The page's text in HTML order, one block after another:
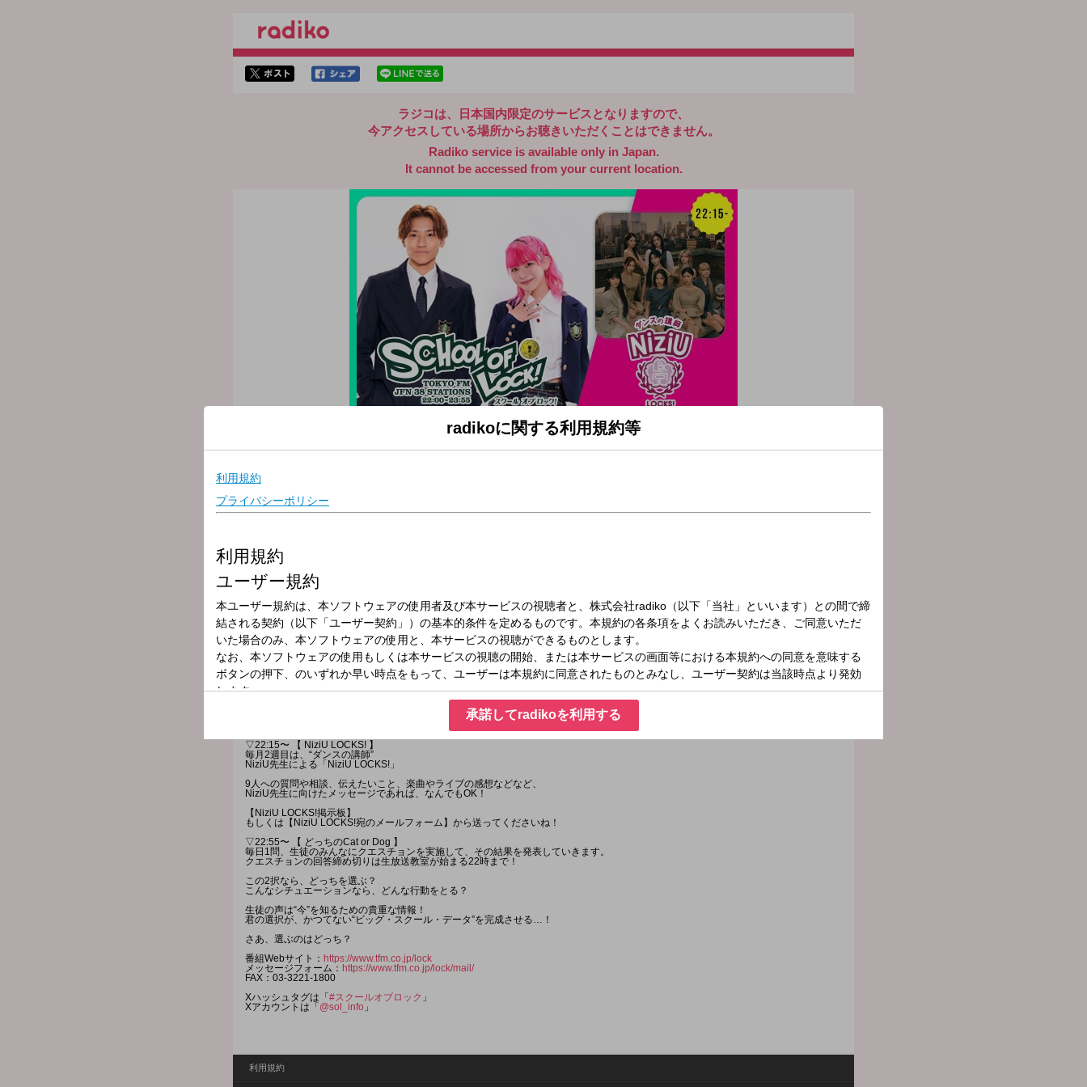
ラジコは、日本国内限定のサービスとなりますので、
今アクセスしている場所からお聴きいただくことはできません。
Radiko service is available only in Japan.
It cannot be accessed from your current location.
放送時間
番組名
SCHOOL OF LOCK!
未来の鍵を握る学校「SCHOOL OF LOCK!」は毎週月曜日から金曜日夜10時から絶賛放送中!!
★番組WEBサイトはコチラ！
～～～番組へのメッセージはコチラから～～～
◇学校掲示板に書き込む
（掲示板は登録無料のアプリです!）
▽22:15〜 【 NiziU LOCKS! 】
毎月2週目は、“ダンスの講師”
NiziU先生による「NiziU LOCKS!」
9人への質問や相談、伝えたいこと、楽曲やライブの感想などなど、
NiziU先生に向けたメッセージであれば、なんでもOK！
【NiziU LOCKS!掲示板】
もしくは【NiziU LOCKS!宛のメールフォーム】から送ってくださいね！
▽22:55〜 【 どっちのCat or Dog 】
毎日1問、生徒のみんなにクエスチョンを実施して、その結果を発表していきます。
クエスチョンの回答締め切りは生放送教室が始まる22時まで！
この2択なら、どっちを選ぶ？
こんなシチュエーションなら、どんな行動をとる？
生徒の声は“今”を知るための貴重な情報！
君の選択が、かつてない“ビッグ・スクール・データ”を完成させる…！
さあ、選ぶのはどっち？
番組Webサイト： https://www.tfm.co.jp/lock
メッセージフォーム： https://www.tfm.co.jp/lock/mail/
FAX：03-3221-1800
Xハッシュタグは「 #スクールオブロック 」
Xアカウントは「 @sol_info 」
利用規約
radikoに関する利用規約等
承諾してradikoを利用する